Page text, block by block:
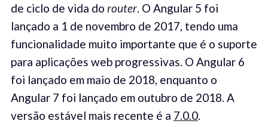
de ciclo de vida do router. O Angular 5 foi
lançado a 1 de novembro de 2017, tendo uma
funcionalidade muito importante que é o suporte
para aplicações web progressivas. O Angular 6
foi lançado em maio de 2018, enquanto o
Angular 7 foi lançado em outubro de 2018. A
versão estável mais recente é a 7.0.0.